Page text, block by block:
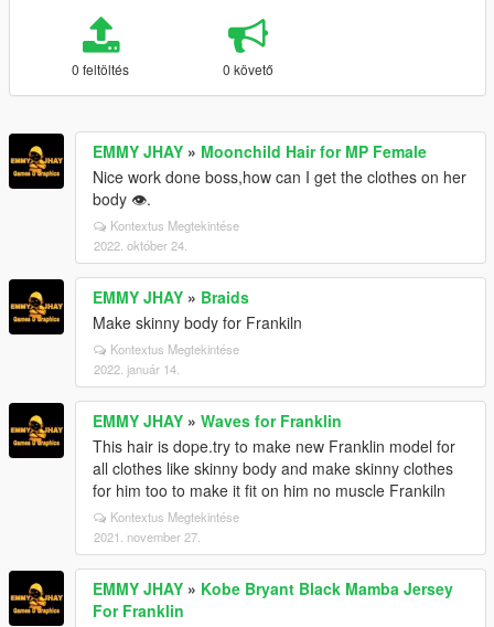
0 feltöltés 0 követő
EMMY JHAY » Moonchild Hair for MP Female
Nice work done boss,how can I get the clothes on her
body 👁️.
Kontextus Megtekintése
2022. október 24.
EMMY JHAY » Braids
Make skinny body for Frankiln
Kontextus Megtekintése
2022. január 14.
EMMY JHAY » Waves for Franklin
This hair is dope.try to make new Franklin model for
all clothes like skinny body and make skinny clothes
for him too to make it fit on him no muscle Frankiln
Kontextus Megtekintése
2021. november 27.
EMMY JHAY » Kobe Bryant Black Mamba Jersey
For Franklin